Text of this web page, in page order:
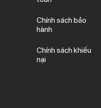
Chính sách bảo
hành
Chính sách khiếu
nại